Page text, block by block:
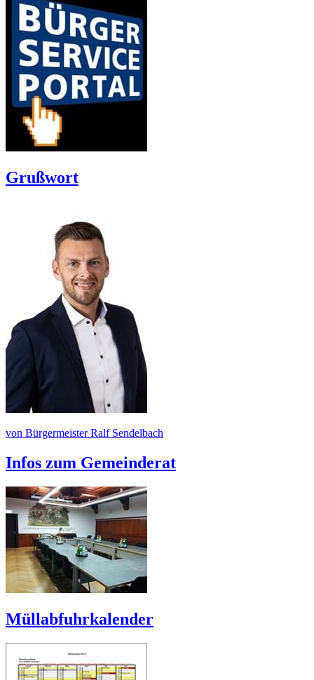
Grußwort
von Bürgermeister Ralf Sendelbach
Infos zum Gemeinderat
Müllabfuhrkalender